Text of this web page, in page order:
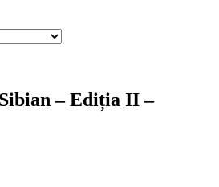
– Ediția II –